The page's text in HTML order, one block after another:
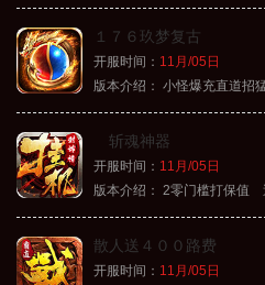
１７６玖梦复古
开服时间： 11月/05日
版本介绍： 小怪爆充直道招猛
斩魂神器
开服时间： 11月/05日
版本介绍：
2零门槛打保值
散人送４００路费
开服时间： 11月/05日